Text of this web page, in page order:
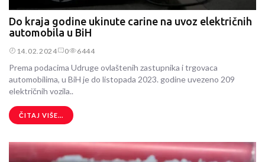
Do kraja godine ukinute carine na uvoz električnih
automobila u BiH
14.02.2024 0 6444
Prema podacima Udruge ovlaštenih zastupnika i trgovaca
automobilima, u BiH je do listopada 2023. godine uvezeno 209
električnih vozila..
ČITAJ VIŠE...